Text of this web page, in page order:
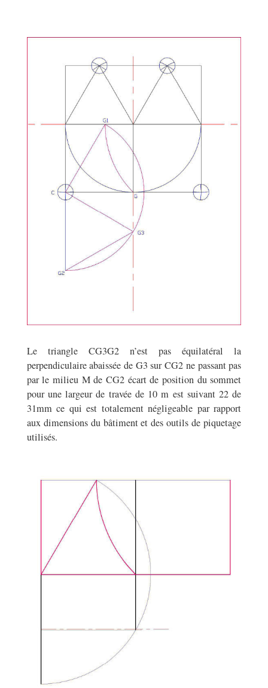
Le triangle CG3G2 n’est pas équilatéral la
perpendiculaire abaissée de G3 sur CG2 ne passant pas
par le milieu M de CG2 écart de position du sommet
pour une largeur de travée de 10 m est suivant 22 de
31mm ce qui est totalement négligeable par rapport
aux dimensions du bâtiment et des outils de piquetage
utilisés.